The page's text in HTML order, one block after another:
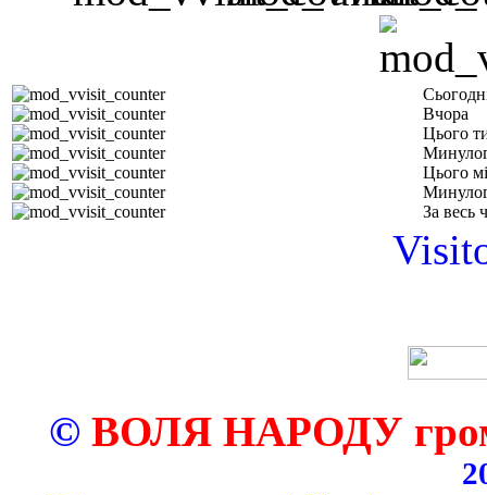
Вчора
Цього
Цього
За весь
© ВОЛЯ НАРОДУ